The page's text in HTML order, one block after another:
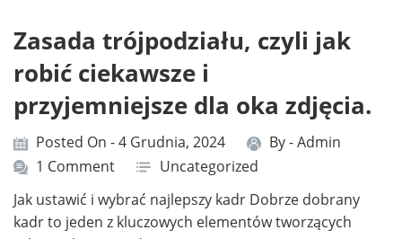
Zasada trójpodziału, czyli jak
robić ciekawsze i
przyjemniejsze dla oka zdjęcia.
Posted On - 4 Grudnia, 2024 By -Admin
1 Comment
Uncategorized
Jak ustawić i wybrać najlepszy kadr Dobrze dobrany
kadr to jeden z kluczowych elementów tworzących